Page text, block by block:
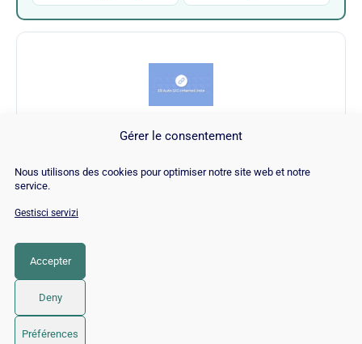
Gérer le consentement
Nous utilisons des cookies pour optimiser notre site web et notre
service.
Gestisci servizi
Accepter
Deny
Préférences
Joomla (Extension)
CATEGORIA
© 2026 Twaino